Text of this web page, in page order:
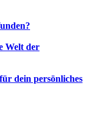
Welt der
dein persönliches